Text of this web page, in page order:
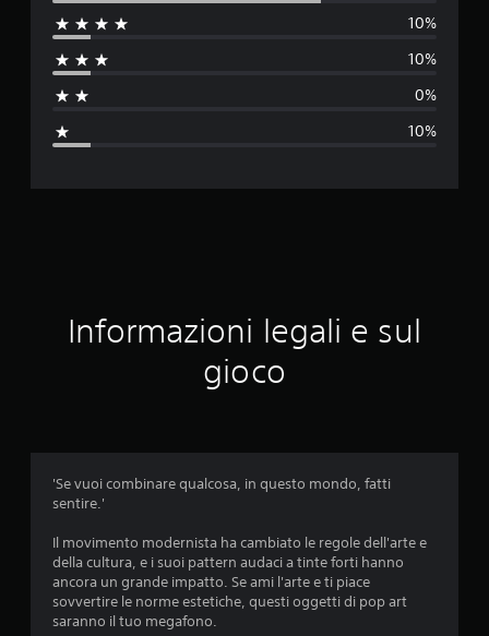
u
a
i
e
d
d
i
10%
10%
0%
10%
Informazioni legali e sul
gioco
'Se vuoi combinare qualcosa, in questo mondo, fatti
sentire.'
Il movimento modernista ha cambiato le regole dell'arte e
della cultura, e i suoi pattern audaci a tinte forti hanno
ancora un grande impatto. Se ami l'arte e ti piace
sovvertire le norme estetiche, questi oggetti di pop art
saranno il tuo megafono.